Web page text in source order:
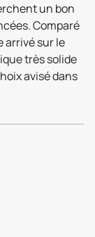
un bon
Comparé
arrivé sur le
très solide
avisé dans